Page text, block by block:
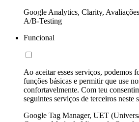
Google Analytics, Clarity,
A/B-Testing
Funcional
Ao aceitar esses serviços, podemos
funções básicas e permitir que use
confortavelmente. Com teu
seguintes serviços de terceiros neste
Google Tag Manager, UET